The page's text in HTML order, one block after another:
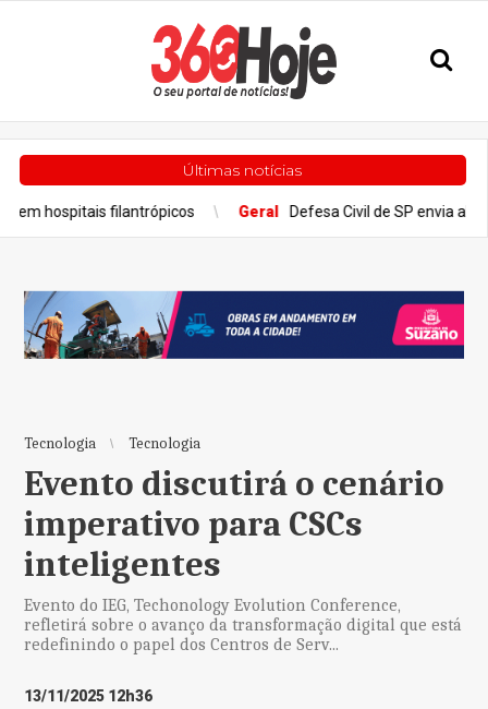
Últimas notícias
filantrópicos Geral Defesa Civil de SP envia alertas
Tecnologia Tecnologia
Evento discutirá o cenário
imperativo para CSCs
inteligentes
Evento do IEG, Techonology Evolution Conference,
refletirá sobre o avanço da transformação digital que está
redefinindo o papel dos Centros de Serv...
13/11/2025 12h36